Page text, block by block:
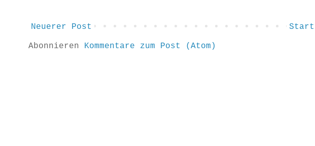
Neuerer Post
Abonnieren Kommentare zum Post (Atom)